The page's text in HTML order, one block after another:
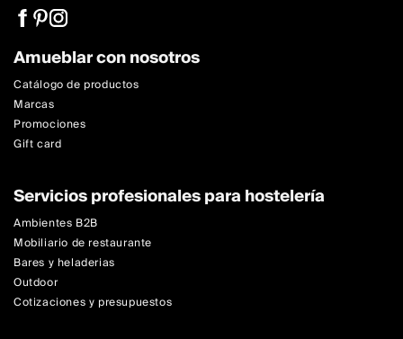
Amueblar con nosotros
Catálogo de productos
Marcas
Promociones
Gift card
Servicios profesionales para hostelería
Ambientes B2B
Mobiliario de restaurante
Bares y heladerias
Outdoor
Cotizaciones y presupuestos